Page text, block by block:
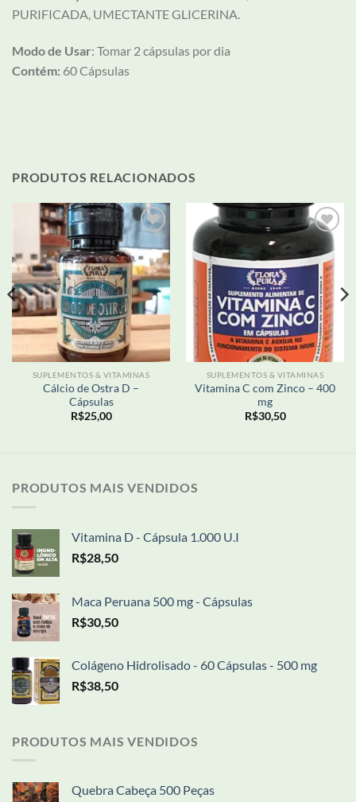
PURIFICADA, UMECTANTE GLICERINA.
Modo de Usar: Tomar 2 cápsulas por dia
Contém: 60 Cápsulas
PRODUTOS RELACIONADOS
Adicionar
aos meus
desejos
SUPLEMENTOS & VITAMINAS
Cálcio de Ostra D –
Cápsulas
R$25,00
Adicionar
aos meus
desejos
SUPLEMENTOS & VITAMINAS
Vitamina C com Zinco – 400
mg
R$30,50
PRODUTOS MAIS VENDIDOS
Vitamina D - Cápsula 1.000 U.I
R$28,50
Maca Peruana 500 mg - Cápsulas
R$30,50
Colágeno Hidrolisado - 60 Cápsulas - 500 mg
R$38,50
PRODUTOS MAIS VENDIDOS
Quebra Cabeça 500 Peças